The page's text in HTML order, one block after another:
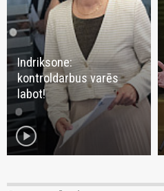
Indriksone:
kontroldarbus varēs
labot!
play_circle